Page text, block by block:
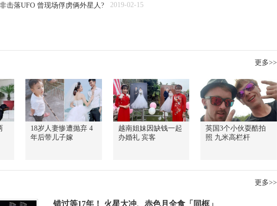
击落UFO 曾现场俘虏俩外星人? 2019-02-15
更多>>
18岁人妻惨遭抛弃 4
年后带儿子嫁
越南姐妹因缺钱一起
办婚礼 宾客
英国3个小伙耍酷拍
照 九米高栏杆
更多>>
错过等17年！ 火星大冲、赤色月全食「同框」